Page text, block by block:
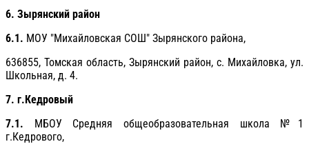
6. Зырянский район
6.1. МОУ "Михайловская СОШ" Зырянского района,
636855, Томская область, Зырянский район, с. Михайловка, ул.
Школьная, д. 4.
7. г.Кедровый
7.1. МБОУ Средняя общеобразовательная школа №1
г.Кедрового,